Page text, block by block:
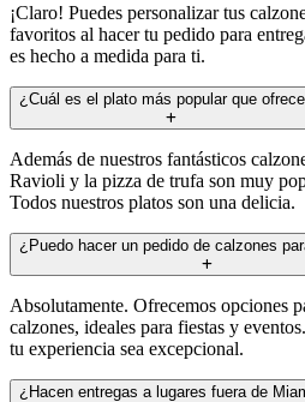
¡Claro! Puedes personalizar tus
favoritos al hacer tu pedido para
es hecho a medida para ti.
¿Cuál es el plato más popular que
Además de nuestros fantásticos
Ravioli y la pizza de trufa son muy
Todos nuestros platos son una delicia.
¿Puedo hacer un pedido de calzones
Absolutamente. Ofrecemos opciones
calzones, ideales para fiestas y
tu experiencia sea excepcional.
¿Hacen entregas a lugares fuera de